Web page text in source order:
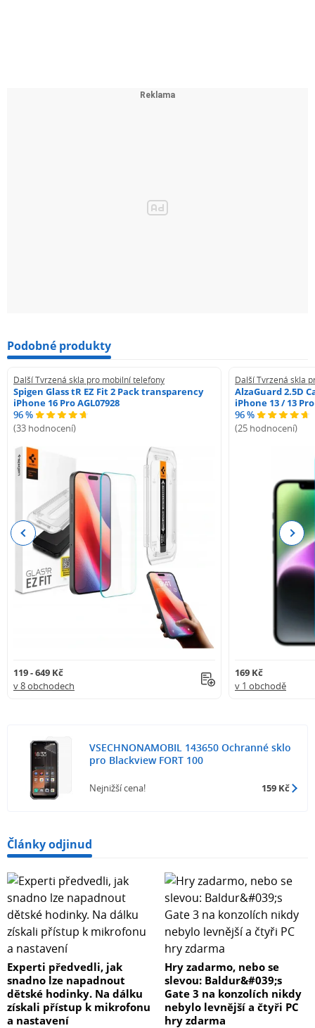
Podobné produkty
Další Tvrzená skla pro mobilní telefony
Spigen Glass tR EZ Fit 2 Pack transparency
iPhone 16 Pro AGL07928
96 %
(33 hodnocení)
119 - 649 Kč
v 8 obchodech
Další Tvrzená skla
AlzaGuard 2.5D
iPhone 13 / 13 Pro
96 %
(25 hodnocení)
169 Kč
v 1 obchodě
Previous Next
VSECHNONAMOBIL 143650 Ochranné sklo
pro Blackview FORT 100
Nejnižší cena! 159 Kč
Články odjinud
Experti předvedli, jak
snadno lze napadnout
dětské hodinky. Na dálku
získali přístup k mikrofonu
a nastavení
Hry zadarmo, nebo se
slevou: Baldur&#039;s
Gate 3 na konzolích nikdy
nebylo levnější a čtyři PC
hry zdarma